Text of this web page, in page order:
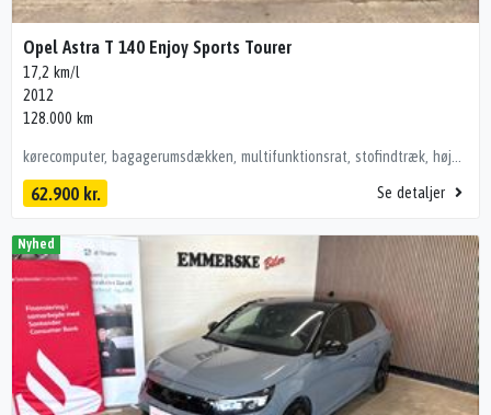
Opel Astra T 140 Enjoy Sports Tourer
17,2 km/l
2012
128.000 km
kørecomputer, bagagerumsdækken, multifunktionsrat, stofindtræk, højdejust. førersæde, splitbagsæde, 3 individuelle sæder i bag, el-sidespejle, tagræling, træk, aircondition, fjernb. centrallås, udv. temp. måler, 4x el-ruder, cd/radio, isofix, airbag, esp, tidl undervognsbehandlet
62.900 kr. Se detaljer
Nyhed